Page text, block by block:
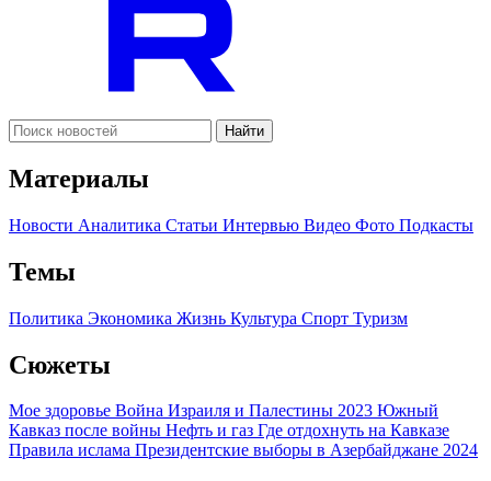
Найти
Материалы
Новости Аналитика Статьи Интервью Видео Фото Подкасты
Темы
Политика Экономика Жизнь Культура Спорт Туризм
Сюжеты
Мое здоровье Война Израиля и Палестины 2023 Южный
Кавказ после войны Нефть и газ Где отдохнуть на Кавказе
Правила ислама Президентские выборы в Азербайджане 2024